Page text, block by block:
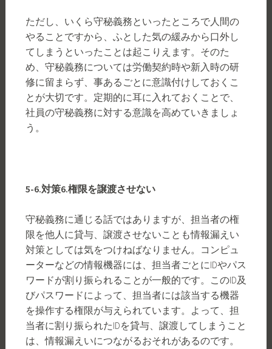
ただし、いくら守秘義務といったところで人間の
やることですから、ふとした気の緩みから口外し
てしまうといったことは起こりえます。そのた
め、守秘義務については労働契約時や新入時の研
修に留まらず、事あるごとに意識付けしておくこ
とが大切です。定期的に耳に入れておくことで、
社員の守秘義務に対する意識を高めていきましょ
う。
5-6.対策6.権限を譲渡させない
守秘義務に通じる話ではありますが、担当者の権
限を他人に貸与、譲渡させないことも情報漏えい
対策としては気をつけねばなりません。コンピュ
ーターなどの情報機器には、担当者ごとにIDやパス
ワードが割り振られることが一般的です。このID及
びパスワードによって、担当者には該当する機器
を操作する権限が与えられています。よって、担
当者に割り振られたIDを貸与、譲渡してしまうこと
は、情報漏えいにつながるおそれがあるのです。